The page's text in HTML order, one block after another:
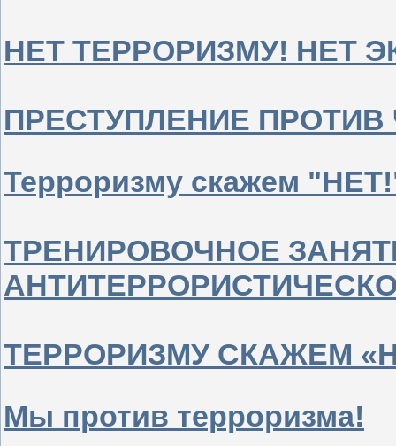
НЕТ ТЕРРОРИЗМУ! НЕТ
ПРЕСТУПЛЕНИЕ
Терроризму скажем
ТРЕНИРОВОЧНОЕ
ТЕРРОРИЗМУ СКАЖЕМ
Мы против терроризма!